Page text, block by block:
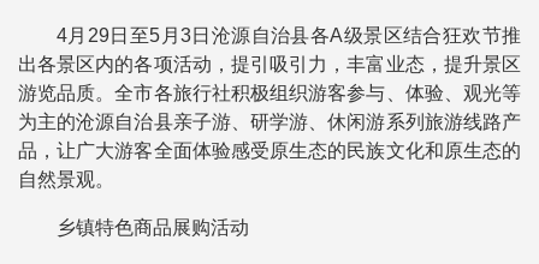
4月29日至5月3日沧源自治县各A级景区结合狂欢节推
出各景区内的各项活动，提引吸引力，丰富业态，提升景区
游览品质。全市各旅行社积极组织游客参与、体验、观光等
为主的沧源自治县亲子游、研学游、休闲游系列旅游线路产
品，让广大游客全面体验感受原生态的民族文化和原生态的
自然景观。
乡镇特色商品展购活动